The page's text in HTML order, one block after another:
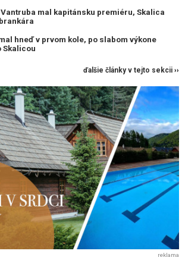
mal kapitánsku premiéru, Skalica
hneď v prvom kole, po slabom výkone
Skalicou
ďalšie články v tejto sekcii ››
reklama